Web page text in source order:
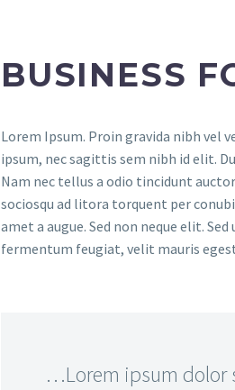
BUSINESS
Lorem Ipsum. Proin gravida nibh vel
ipsum, nec sagittis sem nibh id elit.
Nam nec tellus a odio tincidunt
sociosqu ad litora torquent per
amet a augue. Sed non neque elit.
fermentum feugiat, velit mauris
…Lorem ipsum dolor